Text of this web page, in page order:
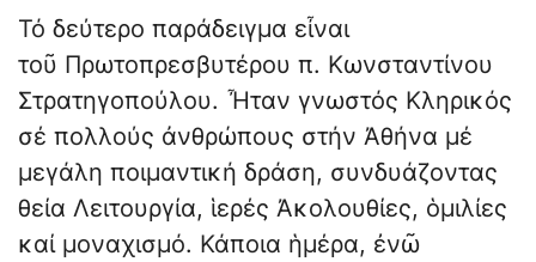
Τό δεύτερο παράδειγμα εἶναι
τοῦ Πρωτοπρεσβυτέρου π. Κωνσταντίνου
Στρατηγοπούλου. Ἦταν γνωστός Κληρικός
σέ πολλούς ἀνθρώπους στήν Ἀθήνα μέ
μεγάλη ποιμαντική δράση, συνδυάζοντας
θεία Λειτουργία, ἱερές Ἀκολουθίες, ὁμιλίες
καί μοναχισμό. Κάποια ἡμέρα, ἐνῶ